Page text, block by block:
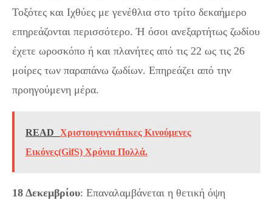
Τοξότες και Ιχθύες με γενέθλια στο τρίτο δεκαήμερο
επηρεάζονται περισσότερο. Ή όσοι ανεξαρτήτως ζωδίου
έχετε ωροσκόπο ή και πλανήτες από τις 22 ως τις 26
μοίρες των παραπάνω ζωδίων. Επηρεάζει από την
προηγούμενη μέρα.
READ
Χριστουγεννιάτικες Κινούμενες
Εικόνες(GifS) Χρόνια Πολλά.
18 Δεκεμβρίου: Επαναλαμβάνεται η θετική όψη